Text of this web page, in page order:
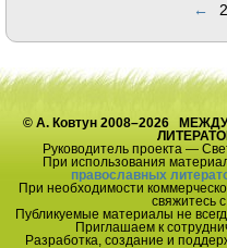
←
© А. Ковтун 2008–2026
Руководитель проекта —
При использования
православных
При необходимости
свяжитесь
Публикуемые материалы не
Приглашаем к
Разработка, создание и